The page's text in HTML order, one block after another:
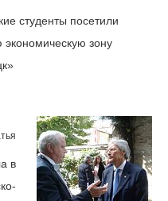
студенты посетили
экономическую зону
в